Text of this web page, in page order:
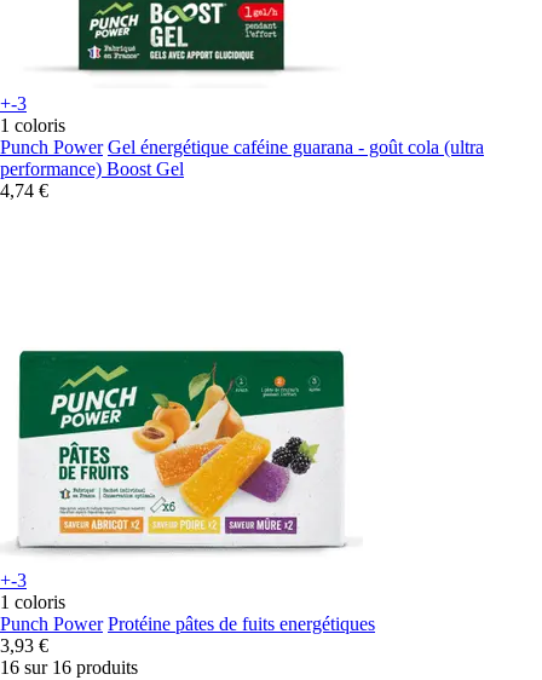
+-3
1 coloris
Punch Power Gel énergétique caféine guarana - goût cola (ultra
performance) Boost Gel
4,74 €
+-3
1 coloris
Punch Power Protéine pâtes de fuits energétiques
3,93 €
16 sur 16 produits